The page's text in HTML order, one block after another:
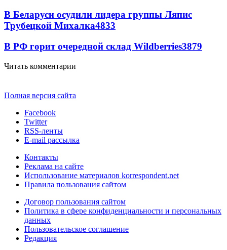
В Беларуси осудили лидера группы Ляпис
Трубецкой Михалка4833
В РФ горит очередной склад Wildberries3879
Читать комментарии
Полная версия сайта
Facebook
Twitter
RSS-ленты
E-mail рассылка
Контакты
Реклама на сайте
Использование материалов korrespondent.net
Правила пользования сайтом
Договор пользования сайтом
Политика в сфере конфиденциальности и персональных
данных
Пользовательское соглашение
Редакция